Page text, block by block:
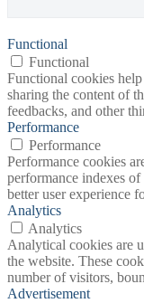
Functional
Functional
Functional cookies
sharing the content of
feedbacks, and other
Performance
Performance
Performance cookies
performance indexes
better user experience
Analytics
Analytics
Analytical cookies are
the website. These
number of visitors,
Advertisement